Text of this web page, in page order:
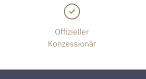
Offizieller
Konzessionär